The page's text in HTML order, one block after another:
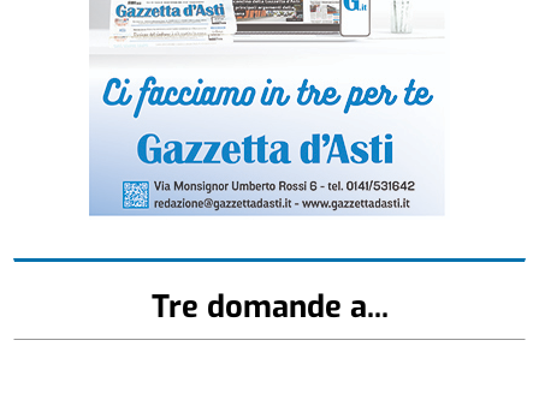
Tre domande a...